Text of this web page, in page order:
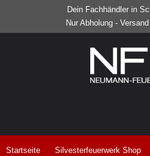
Dein Fachhändler in
Nur Abholung -
Startseite Silvesterfeuerwerk Shop